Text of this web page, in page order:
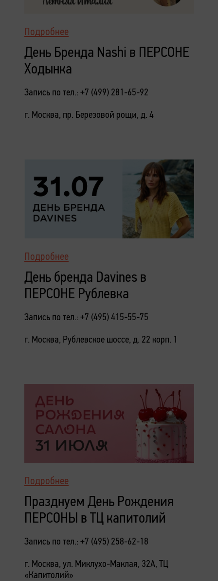
Подробнее
День Бренда Nashi в ПЕРСОНЕ
Ходынка
Запись по тел.: +7 (499) 281-65-92
г. Москва, пр. Березовой рощи, д. 4
Подробнее
День бренда Davines в
ПЕРСОНЕ Рублевка
Запись по тел.: +7 (495) 415-55-75
г. Москва, Рублевское шоссе, д. 22 корп. 1
Подробнее
Празднуем День Рождения
ПЕРСОНЫ в ТЦ капитолий
Запись по тел.: +7 (495) 258-62-18
г. Москва, ул. Миклухо-Маклая, 32А, ТЦ
«Капитолий»